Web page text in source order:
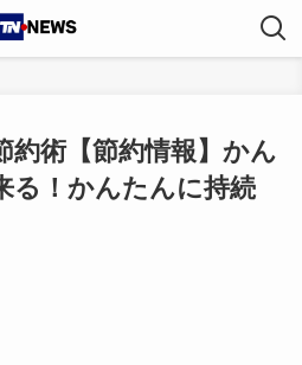
約術【節約情報】かん
る！かんたんに持続